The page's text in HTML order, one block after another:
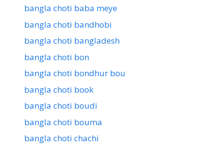
bangla choti baba meye
bangla choti bandhobi
bangla choti bangladesh
bangla choti bon
bangla choti bondhur bou
bangla choti book
bangla choti boudi
bangla choti bouma
bangla choti chachi